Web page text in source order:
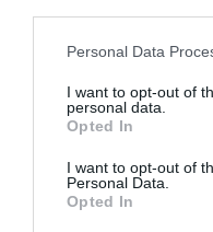
Personal Data
I want to opt-out of
personal data.
Opted In
I want to opt-out of
Personal Data.
Opted In
La